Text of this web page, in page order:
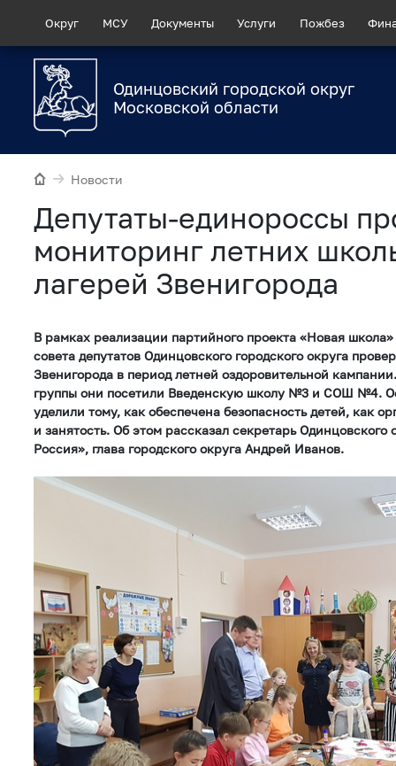
Округ МСУ Документы Услуги Пожбез
Одинцовский городской округ
Московской области
Новости
Депутаты-единороссы
мониторинг летних
лагерей Звенигорода
В рамках реализации партийного проекта «Новая
совета депутатов Одинцовского городского округа
Звенигорода в период летней оздоровительной
группы они посетили Введенскую школу №3 и СОШ №4.
уделили тому, как обеспечена безопасность детей, как
и занятость. Об этом рассказал секретарь Одинцовского
Россия», глава городского округа Андрей Иванов.